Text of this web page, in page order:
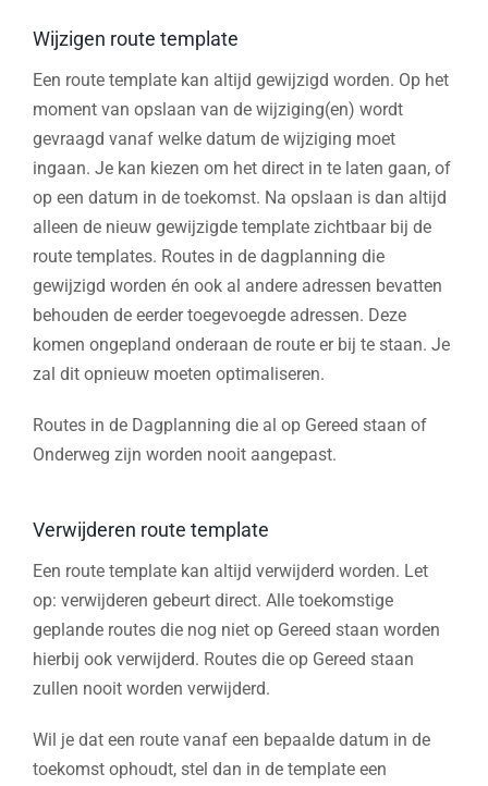
Wijzigen route template
Een route template kan altijd gewijzigd worden. Op het
moment van opslaan van de wijziging(en) wordt
gevraagd vanaf welke datum de wijziging moet
ingaan. Je kan kiezen om het direct in te laten gaan, of
op een datum in de toekomst. Na opslaan is dan altijd
alleen de nieuw gewijzigde template zichtbaar bij de
route templates. Routes in de dagplanning die
gewijzigd worden én ook al andere adressen bevatten
behouden de eerder toegevoegde adressen. Deze
komen ongepland onderaan de route er bij te staan. Je
zal dit opnieuw moeten optimaliseren.
Routes in de Dagplanning die al op Gereed staan of
Onderweg zijn worden nooit aangepast.
Verwijderen route template
Een route template kan altijd verwijderd worden. Let
op: verwijderen gebeurt direct. Alle toekomstige
geplande routes die nog niet op Gereed staan worden
hierbij ook verwijderd. Routes die op Gereed staan
zullen nooit worden verwijderd.
Wil je dat een route vanaf een bepaalde datum in de
toekomst ophoudt, stel dan in de template een